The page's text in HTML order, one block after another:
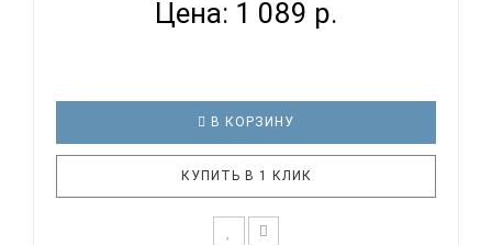
Цена: 1 089 р.
В КОРЗИНУ
КУПИТЬ В 1 КЛИК